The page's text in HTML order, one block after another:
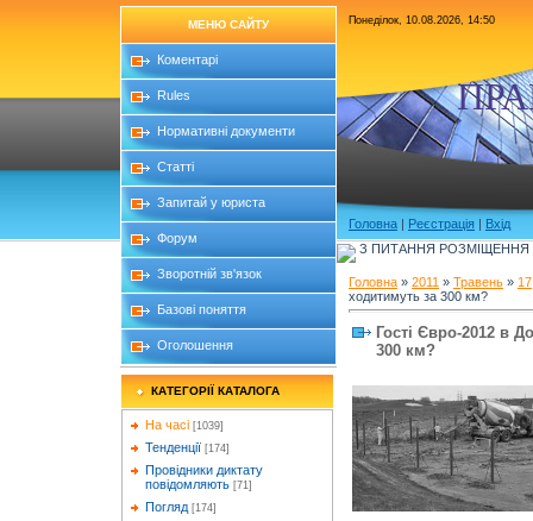
МЕНЮ САЙТУ
Коментарі
Rules
Нормативні документи
Статті
Запитай у юриста
Форум
Зворотній зв'язок
Базові поняття
Оголошення
КАТЕГОРІЇ КАТАЛОГА
На часі [1039]
Тенденції [174]
Провідники диктату
повідомляють [71]
Погляд [174]
Понеділок, 10.08.2026, 14:50
Головна | Реєстрація | Вхід
З ПИТАННЯ РОЗМІЩЕННЯ
Головна » 2011 » Травень » 17
ходитимуть за 300 км?
Гості Євро-2012 в
300 км?